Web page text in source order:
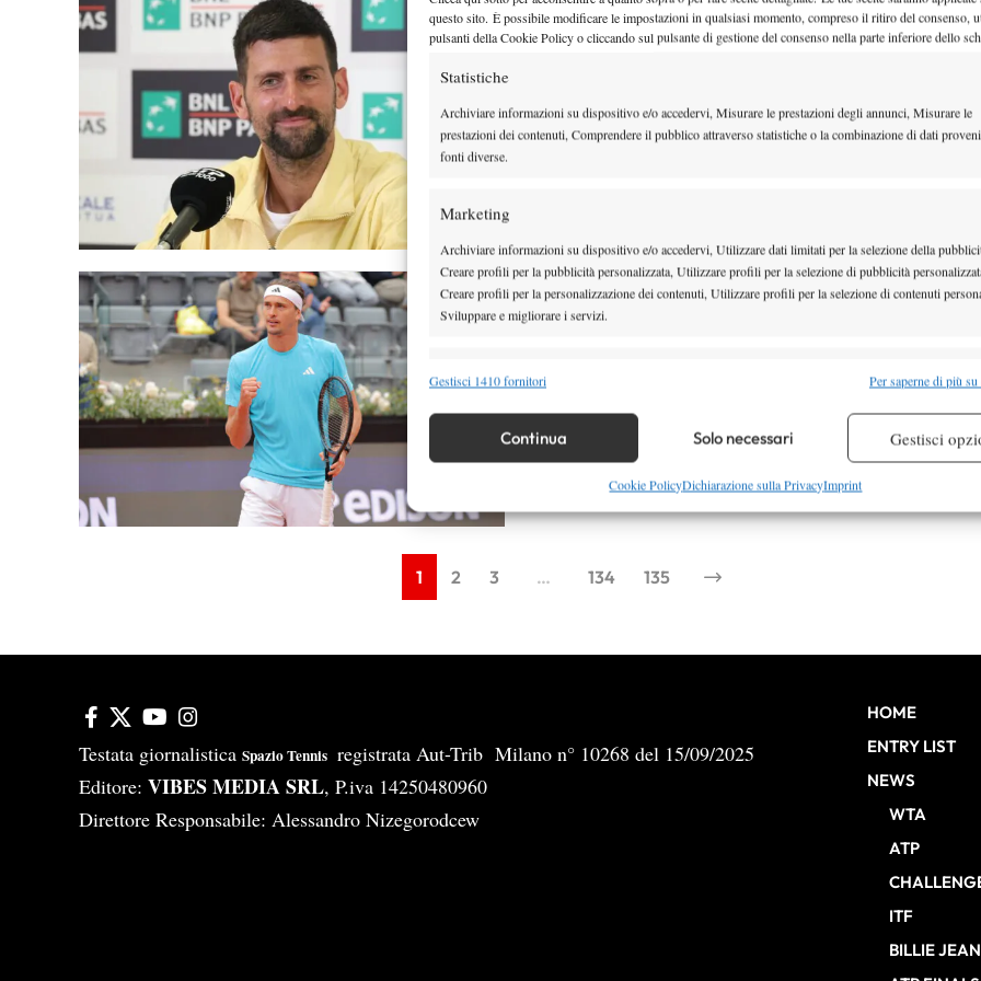
questo sito. È possibile modificare le impostazioni in qualsiasi momento, compreso il ritiro del consenso,
pulsanti della Cookie Policy o cliccando sul pulsante di gestione del consenso nella parte inferiore dello
Statistiche
Archiviare informazioni su dispositivo e/o accedervi, Misurare le prestazioni degli annunci, Misurare le
prestazioni dei contenuti, Comprendere il pubblico attraverso statistiche o la combinazione di dati
fonti diverse.
Marketing
Archiviare informazioni su dispositivo e/o accedervi, Utilizzare dati limitati per la selezione della
Creare profili per la pubblicità personalizzata, Utilizzare profili per la selezione di pubblicità
Creare profili per la personalizzazione dei contenuti, Utilizzare profili per la selezione di contenuti
Sviluppare e migliorare i servizi.
Funzionalità
Identificare i dispositivi in base alle informazioni trasmesse automaticamente.
Garantire la sicurezza, prevenire e rilevare frodi, correggere errori,
Erogare e presentare pubblicità e contenuto, Salvare e comunicare le
Gestisci 1410 fornitori Per saperne di più
Continua Solo necessari Gestisci
Cookie PolicyDichiarazione sulla PrivacyImprint
Roland Garros 2026, Djokovic
sopportare rende tutto più
Roland Garros 2026, Zverev
un duro colpo”
Le parole del tennista tedesco, in conferenza stampa, dopo la vittoria
Tancredi Crepax
1 2 3 … 134 135
Testata giornalistica Spazio Tennis registrata Aut-Trib Milano n° 10268 del 15/09/2025
Editore: VIBES MEDIA SRL, P.iva 14250480960
Direttore Responsabile: Alessandro Nizegorodcew
HOME
ENTRY LIST
NEWS
WTA
ATP
ITF
BILLIE